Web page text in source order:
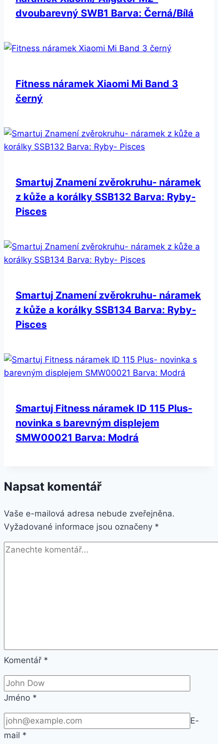
dvoubarevný SWB1 Barva: Černá/Bílá
Fitness náramek Xiaomi Mi Band 3
černý
Smartuj Znamení zvěrokruhu- náramek
z kůže a korálky SSB132 Barva: Ryby-
Pisces
Smartuj Znamení zvěrokruhu- náramek
z kůže a korálky SSB134 Barva: Ryby-
Pisces
Smartuj Fitness náramek ID 115 Plus-
novinka s barevným displejem
SMW00021 Barva: Modrá
Napsat komentář
Vaše e-mailová adresa nebude zveřejněna.
Vyžadované informace jsou označeny *
Komentář *
Jméno *
E-
mail *